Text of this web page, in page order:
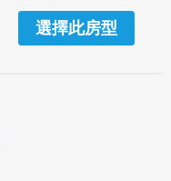
選擇此房型